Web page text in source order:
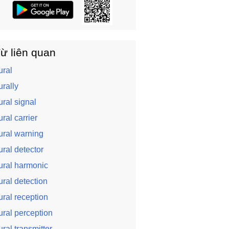
liên quan
signal
carrier
warning
detector
harmonic
detection
reception
perception